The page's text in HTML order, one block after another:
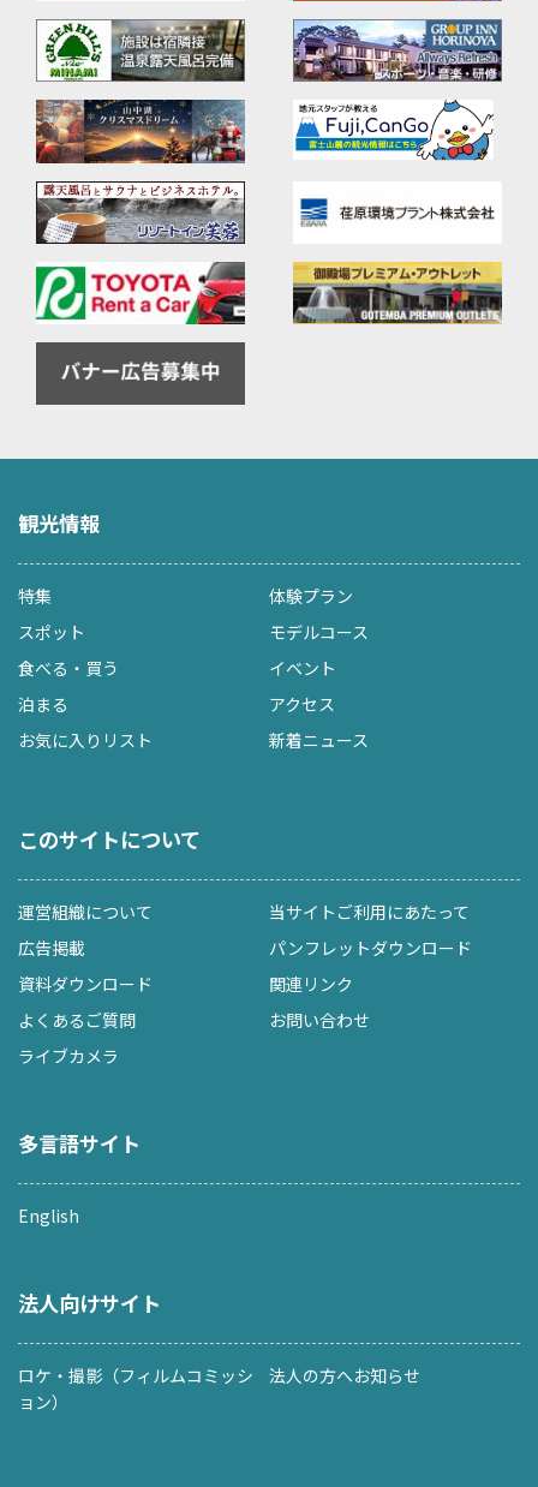
観光情報
特集
体験プラン
スポット
モデルコース
食べる・買う
イベント
泊まる
アクセス
お気に入りリスト
新着ニュース
このサイトについて
運営組織について
当サイトご利用にあたって
広告掲載
パンフレットダウンロード
資料ダウンロード
関連リンク
よくあるご質問
お問い合わせ
ライブカメラ
多言語サイト
English
法人向けサイト
ロケ・撮影（フィルムコミッシ
ョン）
法人の方へお知らせ